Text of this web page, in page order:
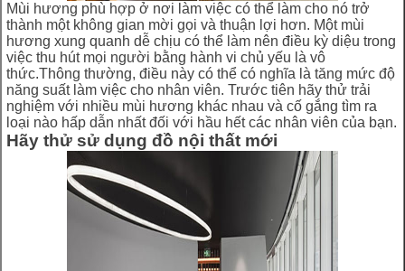
Mùi hương phù hợp ở nơi làm việc có thể làm cho nó trở
thành một không gian mời gọi và thuận lợi hơn. Một mùi
hương xung quanh dễ chịu có thể làm nên điều kỳ diệu trong
việc thu hút mọi người bằng hành vi chủ yếu là vô
thức.Thông thường, điều này có thể có nghĩa là tăng mức độ
năng suất làm việc cho nhân viên. Trước tiên hãy thử trải
nghiệm với nhiều mùi hương khác nhau và cố gắng tìm ra
loại nào hấp dẫn nhất đối với hầu hết các nhân viên của bạn.
Hãy thử sử dụng đồ nội thất mới